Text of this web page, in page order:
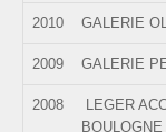
2010 GALERIE
2009 GALERIE
2008
LEGER